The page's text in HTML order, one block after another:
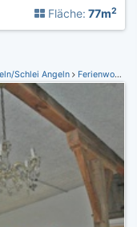
Fläche: 77m2
Schlei Angeln Ferienwohnung Süderbrarup